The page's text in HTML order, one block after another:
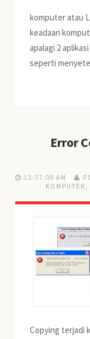
komputer atau
keadaan
apalagi 2
seperti
Error
12:57:00 AM
KOMPUTER ,
Copying terjadi